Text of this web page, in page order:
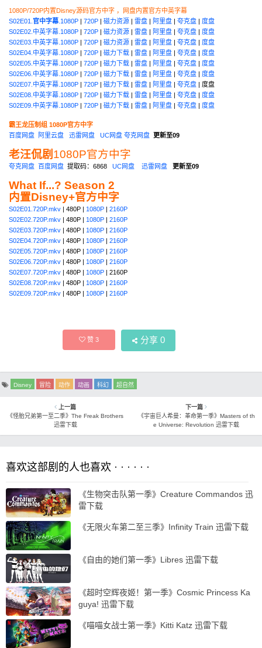
1080P/720P内置Disney源码官方中字 ，网盘内置官方中英字幕
S02E01. 官中字幕 .1080P | 720P | 磁力资源 | 雷盘 | 阿里盘 | 夸克盘 | 度盘
S02E02.中英字幕.1080P | 720P | 磁力资源 | 雷盘 | 阿里盘 | 夸克盘 | 度盘
S02E03.中英字幕.1080P | 720P | 磁力资源 | 雷盘 | 阿里盘 | 夸克盘 | 度盘
S02E04.中英字幕.1080P | 720P | 磁力下载 | 雷盘 | 阿里盘 | 夸克盘 | 度盘
S02E05.中英字幕.1080P | 720P | 磁力下载 | 雷盘 | 阿里盘 | 夸克盘 | 度盘
S02E06.中英字幕.1080P | 720P | 磁力下载 | 雷盘 | 阿里盘 | 夸克盘 | 度盘
S02E07.中英字幕.1080P | 720P | 磁力下载 | 雷盘 | 阿里盘 | 夸克盘 | 度盘
S02E08.中英字幕.1080P | 720P | 磁力下载 | 雷盘 | 阿里盘 | 夸克盘 | 度盘
S02E09.中英字幕.1080P | 720P | 磁力下载 | 雷盘 | 阿里盘 | 夸克盘 | 度盘
霸王龙压制组 1080P官方中字
百度网盘
阿里云盘 迅雷网盘 UC网盘 夸克网盘 更新至09
老汪侃剧 1080P官方中字
夸克网盘 百度网盘 提取码：6868 UC网盘 迅雷网盘 更新至09
What If...? Season 2
内置Disney+官方中字
S02E01.720P.mkv | 480P | 1080P | 2160P
S02E02.720P.mkv | 480P | 1080P | 2160P
S02E03.720P.mkv | 480P | 1080P | 2160P
S02E04.720P.mkv | 480P | 1080P | 2160P
S02E05.720P.mkv | 480P | 1080P | 2160P
S02E06.720P.mkv | 480P | 1080P | 2160P
S02E07.720P.mkv | 480P | 1080P | 2160P
S02E08.720P.mkv | 480P | 1080P | 2160P
S02E09.720P.mkv | 480P | 1080P | 2160P
赞3 分享 0
Disney 冒险 动作 动画 科幻 超自然
上一篇
《怪胎兄弟第一至二季》The Freak Brothers
迅雷下载
下一篇
《宇宙巨人希曼：革命第一季》Masters of th
e Universe: Revolution 迅雷下载
喜欢这部剧的人也喜欢 · · · · · ·
《生物突击队第一季》Creature Commandos 迅
雷下载
《无限火车第二至三季》Infinity Train 迅雷下载
《自由的她们第一季》Libres 迅雷下载
《超时空辉夜姬！第一季》Cosmic Princess Ka
guya! 迅雷下载
《喵喵女战士第一季》Kitti Katz 迅雷下载